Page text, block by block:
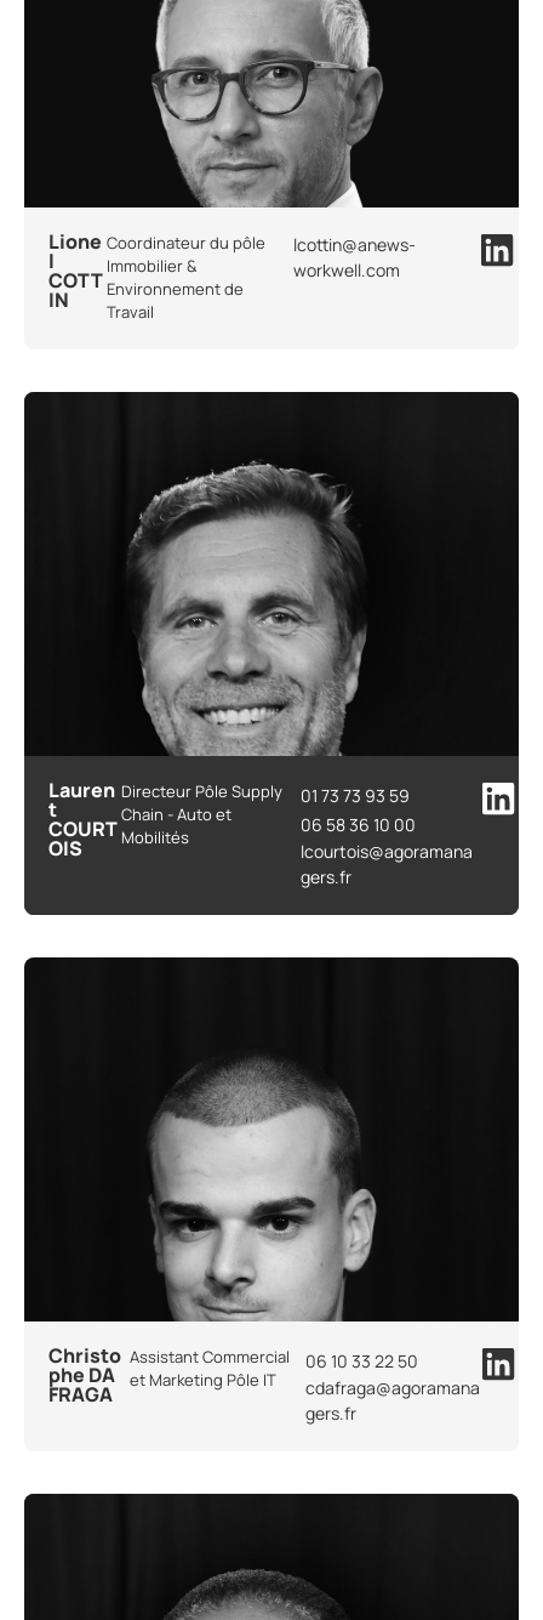
Lione
l
COTT
IN
Coordinateur du pôle
Immobilier &
Environnement de
Travail
lcottin@anews-
workwell.com
Lauren
t
COURT
OIS
Directeur Pôle Supply
Chain - Auto et
Mobilités
01 73 73 93 59
06 58 36 10 00
lcourtois@agoramana
gers.fr
Christo
phe DA
FRAGA
Assistant Commercial
et Marketing Pôle IT
06 10 33 22 50
cdafraga@agoramana
gers.fr